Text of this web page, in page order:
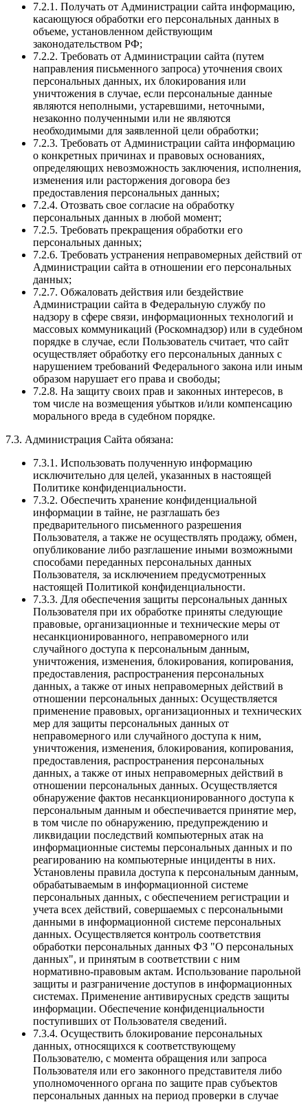
7.2.1. Получать от Администрации сайта информацию,
касающуюся обработки его персональных данных в
объеме, установленном действующим
законодательством РФ;
7.2.2. Требовать от Администрации сайта (путем
направления письменного запроса) уточнения своих
персональных данных, их блокирования или
уничтожения в случае, если персональные данные
являются неполными, устаревшими, неточными,
незаконно полученными или не являются
необходимыми для заявленной цели обработки;
7.2.3. Требовать от Администрации сайта информацию
о конкретных причинах и правовых основаниях,
определяющих невозможность заключения, исполнения,
изменения или расторжения договора без
предоставления персональных данных;
7.2.4. Отозвать свое согласие на обработку
персональных данных в любой момент;
7.2.5. Требовать прекращения обработки его
персональных данных;
7.2.6. Требовать устранения неправомерных действий от
Администрации сайта в отношении его персональных
данных;
7.2.7. Обжаловать действия или бездействие
Администрации сайта в Федеральную службу по
надзору в сфере связи, информационных технологий и
массовых коммуникаций (Роскомнадзор) или в судебном
порядке в случае, если Пользователь считает, что сайт
осуществляет обработку его персональных данных с
нарушением требований Федерального закона или иным
образом нарушает его права и свободы;
7.2.8. На защиту своих прав и законных интересов, в
том числе на возмещения убытков и/или компенсацию
морального вреда в судебном порядке.
7.3. Администрация Сайта обязана:
7.3.1. Использовать полученную информацию
исключительно для целей, указанных в настоящей
Политике конфиденциальности.
7.3.2. Обеспечить хранение конфиденциальной
информации в тайне, не разглашать без
предварительного письменного разрешения
Пользователя, а также не осуществлять продажу, обмен,
опубликование либо разглашение иными возможными
способами переданных персональных данных
Пользователя, за исключением предусмотренных
настоящей Политикой конфиденциальности.
7.3.3. Для обеспечения защиты персональных данных
Пользователя при их обработке приняты следующие
правовые, организационные и технические меры от
несанкционированного, неправомерного или
случайного доступа к персональным данным,
уничтожения, изменения, блокирования, копирования,
предоставления, распространения персональных
данных, а также от иных неправомерных действий в
отношении персональных данных: Осуществляется
применение правовых, организационных и технических
мер для защиты персональных данных от
неправомерного или случайного доступа к ним,
уничтожения, изменения, блокирования, копирования,
предоставления, распространения персональных
данных, а также от иных неправомерных действий в
отношении персональных данных. Осуществляется
обнаружение фактов несанкционированного доступа к
персональным данным и обеспечивается принятие мер,
в том числе по обнаружению, предупреждению и
ликвидации последствий компьютерных атак на
информационные системы персональных данных и по
реагированию на компьютерные инциденты в них.
Установлены правила доступа к персональным данным,
обрабатываемым в информационной системе
персональных данных, с обеспечением регистрации и
учета всех действий, совершаемых с персональными
данными в информационной системе персональных
данных. Осуществляется контроль соответствия
обработки персональных данных ФЗ "О персональных
данных", и принятым в соответствии с ним
нормативно-правовым актам. Использование парольной
защиты и разграничение доступов в информационных
системах. Применение антивирусных средств защиты
информации. Обеспечение конфиденциальности
поступивших от Пользователя сведений.
7.3.4. Осуществить блокирование персональных
данных, относящихся к соответствующему
Пользователю, с момента обращения или запроса
Пользователя или его законного представителя либо
уполномоченного органа по защите прав субъектов
персональных данных на период проверки в случае